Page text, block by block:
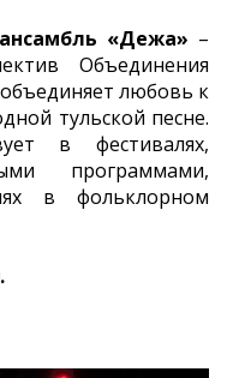
«Дежа» –
Объединения
любовь к
тульской песне.
в фестивалях,
программами,
в фольклорном